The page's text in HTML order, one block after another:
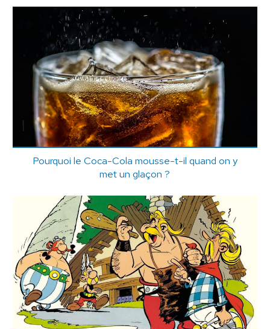
Pourquoi le Coca-Cola mousse-t-il quand on y
met un glaçon ?